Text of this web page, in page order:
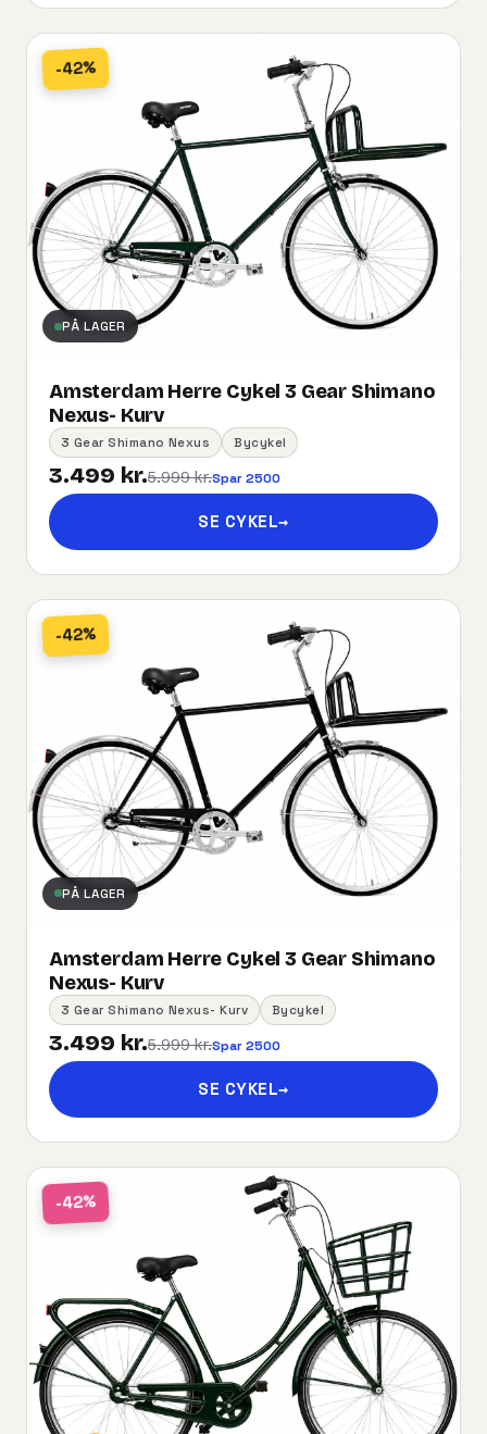
-42%
PÅ LAGER
Amsterdam Herre Cykel 3 Gear Shimano
Nexus- Kurv
3 Gear Shimano Nexus Bycykel
3.499 kr.5.999 kr.Spar 2500
SE CYKEL→
-42%
PÅ LAGER
Amsterdam Herre Cykel 3 Gear Shimano
Nexus- Kurv
3 Gear Shimano Nexus- Kurv Bycykel
3.499 kr.5.999 kr.Spar 2500
SE CYKEL→
-42%